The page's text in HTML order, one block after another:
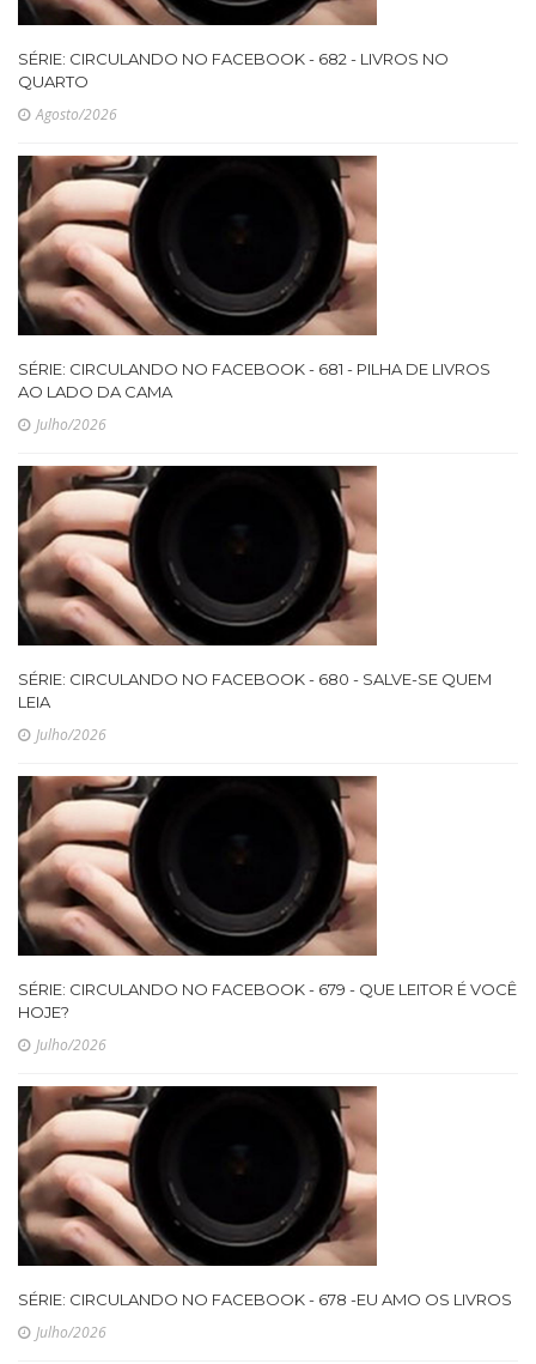
SÉRIE: CIRCULANDO NO FACEBOOK - 682 - LIVROS NO
QUARTO
Agosto/2026
SÉRIE: CIRCULANDO NO FACEBOOK - 681 - PILHA DE LIVROS
AO LADO DA CAMA
Julho/2026
SÉRIE: CIRCULANDO NO FACEBOOK - 680 - SALVE-SE QUEM
LEIA
Julho/2026
SÉRIE: CIRCULANDO NO FACEBOOK - 679 - QUE LEITOR É VOCÊ
HOJE?
Julho/2026
SÉRIE: CIRCULANDO NO FACEBOOK - 678 -EU AMO OS LIVROS
Julho/2026